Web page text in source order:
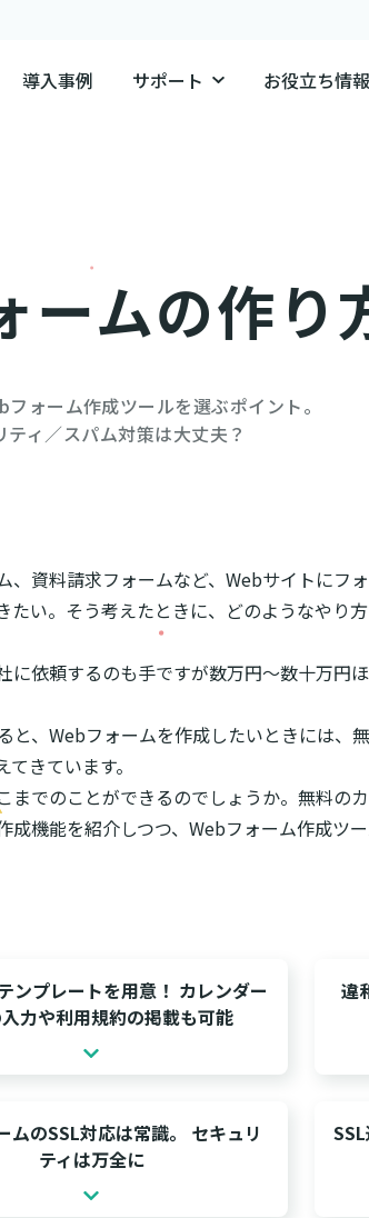
導入事例 サポート お役立ち情報
ームの作り
ォーム作成ツールを選ぶポイント。
ティ／スパム対策は大丈夫？
資料請求フォームなど、Webサイトにフ
い――。そう考えたときに、どのようなやり
に依頼するのも手ですが数万円～数十万円
と、Webフォームを作成したいときには、
きています。
までのことができるのでしょうか。無料の
機能を紹介しつつ、Webフォーム作成ツ
ンプレートを用意！ カレンダー
力や利用規約の掲載も可能
違
ムのSSL対応は常識。 セキュリ
ティは万全に